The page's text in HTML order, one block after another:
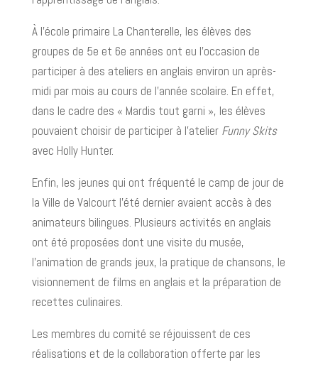
À l’école primaire La Chanterelle, les élèves des
groupes de 5e et 6e années ont eu l’occasion de
participer à des ateliers en anglais environ un après-
midi par mois au cours de l’année scolaire. En effet,
dans le cadre des « Mardis tout garni », les élèves
pouvaient choisir de participer à l’atelier Funny Skits
avec Holly Hunter.
Enfin, les jeunes qui ont fréquenté le camp de jour de
la Ville de Valcourt l’été dernier avaient accès à des
animateurs bilingues. Plusieurs activités en anglais
ont été proposées dont une visite du musée,
l’animation de grands jeux, la pratique de chansons, le
visionnement de films en anglais et la préparation de
recettes culinaires.
Les membres du comité se réjouissent de ces
réalisations et de la collaboration offerte par les